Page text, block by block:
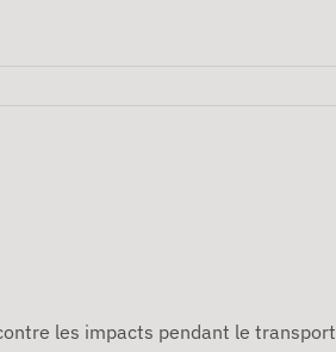
les impacts pendant le transport